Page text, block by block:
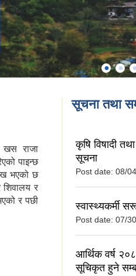
खस राजा
पाइन्छ
भएको छ
शिवालय र
र पछी
सूचना तथा
कृषि विषादी
सूचना
Post date: 08/
स्वास्थ्यकर्मी
Post date: 07/
आर्थिक वर्ष
सूचिकृत हुने